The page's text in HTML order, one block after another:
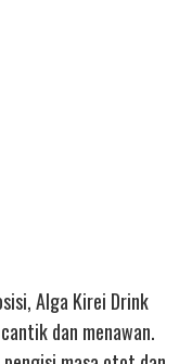
Alga Kirei Drink
dan menawan.